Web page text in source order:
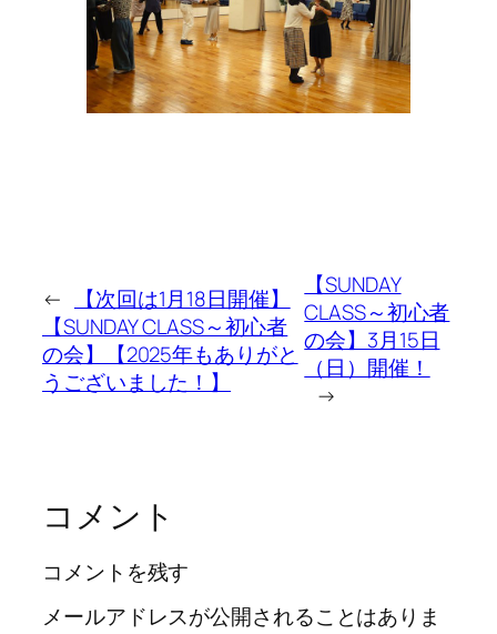
←
【次回は1月18日開催】
【SUNDAY CLASS～初心者
の会】【2025年もありがと
うございました！】
【SUNDAY
CLASS～初心者
の会】3月15日
（日）開催！
→
コメント
コメントを残す
メールアドレスが公開されることはありま